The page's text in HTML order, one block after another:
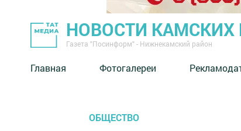
НОВОСТИ КАМСКИХ
Газета "Посинформ" - Нижнекамский район
Главная Фотогалереи
ОБЩЕСТВО